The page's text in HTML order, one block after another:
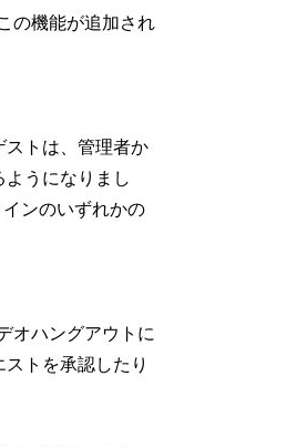
の機能が追加され
ストは、管理者か
うになりまし
ンのいずれかの
オハングアウトに
トを承認したり